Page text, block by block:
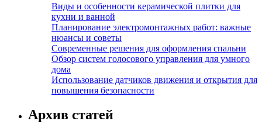
Виды и особенности керамической плитки для
кухни и ванной
Планирование электромонтажных работ: важные
нюансы и советы
Современные решения для оформления спальни
Обзор систем голосового управления для умного
дома
Использование датчиков движения и открытия для
повышения безопасности
Архив статей